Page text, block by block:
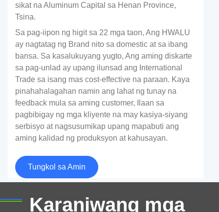
sikat na Aluminum Capital sa Henan Province,
Tsina.
Sa pag-iipon ng higit sa 22 mga taon, Ang HWALU
ay nagtatag ng Brand nito sa domestic at sa ibang
bansa. Sa kasalukuyang yugto, Ang aming diskarte
sa pag-unlad ay upang ilunsad ang International
Trade sa isang mas cost-effective na paraan. Kaya
pinahahalagahan namin ang lahat ng tunay na
feedback mula sa aming customer, Ilaan sa
pagbibigay ng mga kliyente na may kasiya-siyang
serbisyo at nagsusumikap upang mapabuti ang
aming kalidad ng produksyon at kahusayan.
Tungkol sa Amin
Karaniwang mga
Ang aluminyo na grade ng marine ay tumutukoy sa
kaagnasan ng tubig dagat, at marine-grade wrought